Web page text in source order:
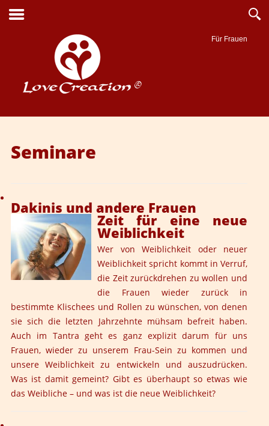
Für Frauen
Suche
Seminare
Dakinis und andere Frauen
Zeit für eine neue
Weiblichkeit
Wer von Weiblichkeit oder neuer
Weiblichkeit spricht kommt in Verruf,
die Zeit zurückdrehen zu wollen und
die Frauen wieder zurück in
bestimmte Klischees und Rollen zu wünschen, von denen
sie sich die letzten Jahrzehnte mühsam befreit haben.
Auch im Tantra geht es ganz explizit darum für uns
Frauen, wieder zu unserem Frau-Sein zu kommen und
unsere Weiblichkeit zu entwickeln und auszudrücken.
Was ist damit gemeint? Gibt es überhaupt so etwas wie
das Weibliche – und was ist die neue Weiblichkeit?